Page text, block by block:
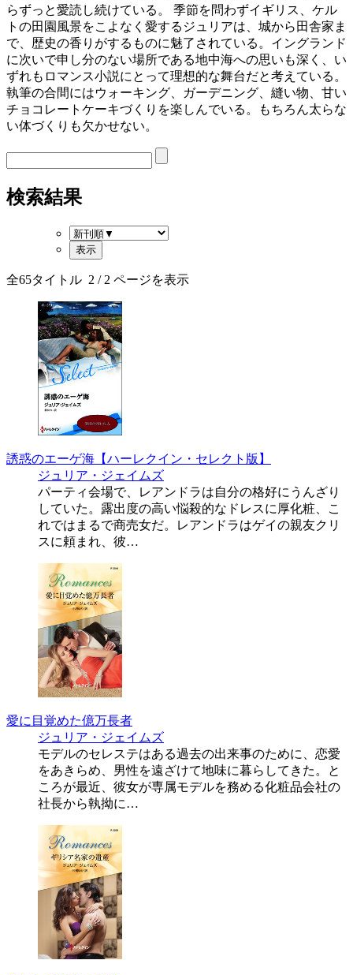
らずっと愛読し続けている。 季節を問わずイギリス、ケル
トの田園風景をこよなく愛するジュリアは、城から田舎家ま
で、歴史の香りがするものに魅了されている。イングランド
に次いで申し分のない場所である地中海への思いも深く、い
ずれもロマンス小説にとって理想的な舞台だと考えている。
執筆の合間にはウォーキング、ガーデニング、縫い物、甘い
チョコレートケーキづくりを楽しんでいる。もちろん太らな
い体づくりも欠かせない。
検索結果
全65タイトル 2 / 2 ページを表示
誘惑のエーゲ海【ハーレクイン・セレクト版】
ジュリア・ジェイムズ
パーティ会場で、レアンドラは自分の格好にうんざり
していた。露出度の高い悩殺的なドレスに厚化粧、こ
れではまるで商売女だ。レアンドラはゲイの親友クリ
スに頼まれ、彼…
愛に目覚めた億万長者
ジュリア・ジェイムズ
モデルのセレステはある過去の出来事のために、恋愛
をあきらめ、男性を遠ざけて地味に暮らしてきた。と
ころが最近、彼女が専属モデルを務める化粧品会社の
社長から執拗に…